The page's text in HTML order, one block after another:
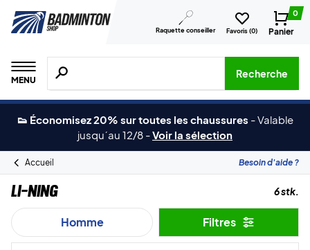
Raquette conseiller Favoris (0)
0
Panier
MENU
Recherche de produits, de marques, etc.
Recherche
👟 Économisez 20% sur toutes les chaussures -Valable
jusqu´au 12/8 -Voir la sélection
Accueil Besoin d'aide ?
Li-Ning 6 stk.
Homme Filtres